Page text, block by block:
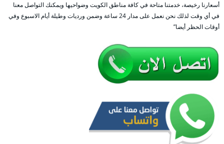
أسعارنا رخيصة، خدمتنا متاحة في كافة مناطق الكويت وضواحيها ويمكنك التواصل معنا
في أي وقت لذلك نحن نعمل على مدار 24 ساعة وضمن ورديات وطيلة أيام الاسبوع وفي
أوقات الحظر أيضا”